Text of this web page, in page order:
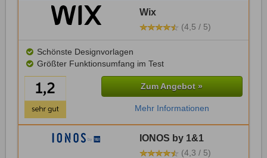
Wix
(4,5 / 5)
Schönste Designvorlagen
Größter Funktionsumfang im Test
Zum Angebot »
Mehr Informationen
IONOS by 1&1
(4,3 / 5)